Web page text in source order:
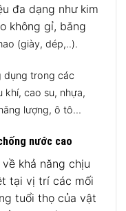
đa dạng như kim
không gỉ, băng
(giày, dép,..).
dụng trong các
khí, cao su, nhựa,
lượng, ô tô…
nước cao
khả năng chịu
tại vị trí các mối
tuổi thọ của vật